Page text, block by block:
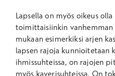
Lapsella on myös oikeus
toimittaisiinkin
mukaan esimerkiksi arjen
lapsen rajoja kunnioitetaan
ihmissuhteissa, on rajojen
myös kaverisuhteissa. On